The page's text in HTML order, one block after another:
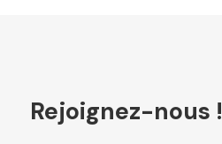
Rejoignez-nous !